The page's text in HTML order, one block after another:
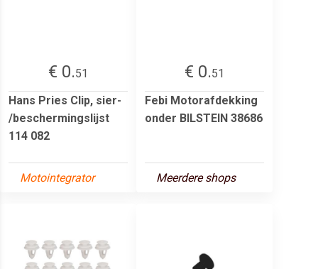
€ 0.51
Hans Pries Clip, sier-
/beschermingslijst
114 082
Motointegrator
€ 0.51
Febi Motorafdekking
onder BILSTEIN 38686
Meerdere shops